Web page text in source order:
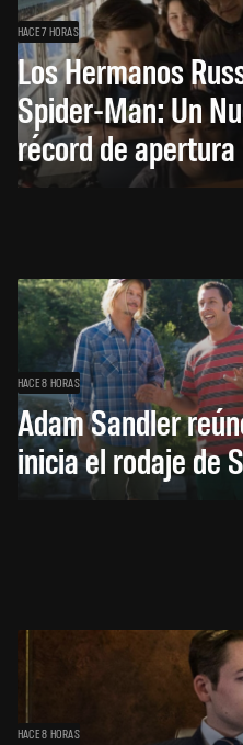
HACE 7 HORAS
Los Hermanos
Spider-Man: Un
récord de apertura
HACE 8 HORAS
Adam Sandler
inicia el rodaje de
HACE 8 HORAS